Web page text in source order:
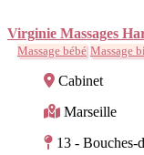
Virginie Massages
Massage bébé Massage
Cabinet
Marseille
13 - Bouches-